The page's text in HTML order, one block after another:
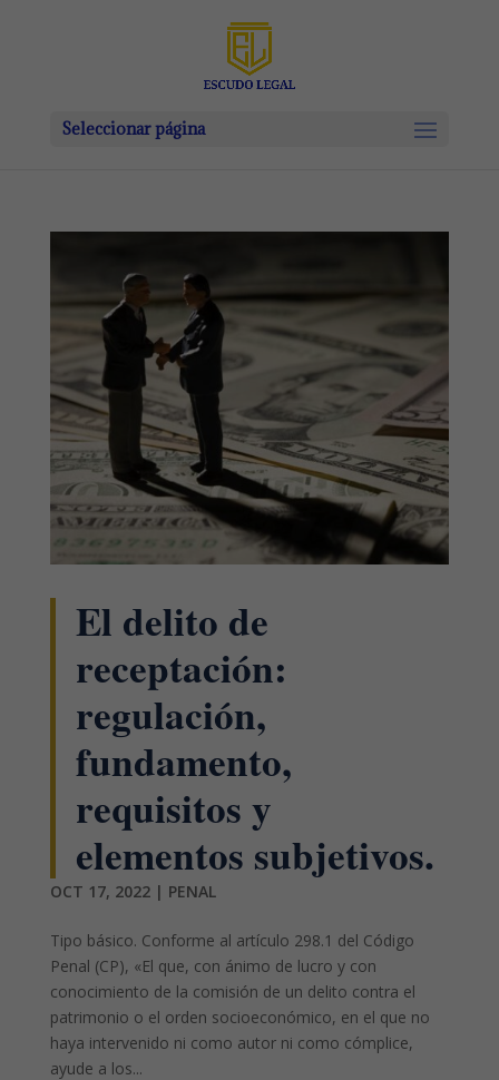
Seleccionar página
El delito de
receptación:
regulación,
fundamento,
requisitos y
elementos subjetivos.
OCT 17, 2022| PENAL
Tipo básico. Conforme al artículo 298.1 del Código
Penal (CP), «El que, con ánimo de lucro y con
conocimiento de la comisión de un delito contra el
patrimonio o el orden socioeconómico, en el que no
haya intervenido ni como autor ni como cómplice,
ayude a los...